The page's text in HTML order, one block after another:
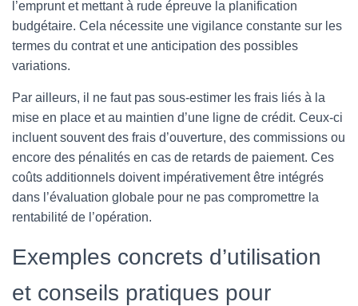
l’emprunt et mettant à rude épreuve la planification
budgétaire. Cela nécessite une vigilance constante sur les
termes du contrat et une anticipation des possibles
variations.
Par ailleurs, il ne faut pas sous-estimer les frais liés à la
mise en place et au maintien d’une ligne de crédit. Ceux-ci
incluent souvent des frais d’ouverture, des commissions ou
encore des pénalités en cas de retards de paiement. Ces
coûts additionnels doivent impérativement être intégrés
dans l’évaluation globale pour ne pas compromettre la
rentabilité de l’opération.
Exemples concrets d’utilisation
et conseils pratiques pour